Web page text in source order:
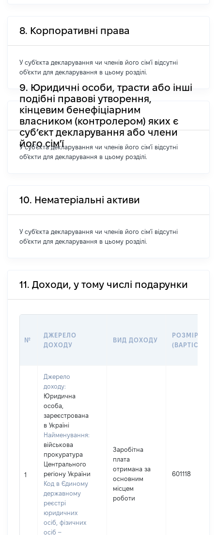
8. Корпоративні права
У суб'єкта декларування чи членів його сім'ї відсутні
об'єкти для декларування в цьому розділі.
9. Юридичні особи, трасти або інші
подібні правові утворення,
кінцевим бенефіціарним
власником (контролером) яких є
суб’єкт декларування або члени
його сім'ї
У суб'єкта декларування чи членів його сім'ї відсутні
об'єкти для декларування в цьому розділі.
10. Нематеріальні активи
У суб'єкта декларування чи членів його сім'ї відсутні
об'єкти для декларування в цьому розділі.
11. Доходи, у тому числі подарунки
№
ДЖЕРЕЛО
ДОХОДУ
ВИД ДОХОДУ
РОЗМІР
(ВАРТІСТЬ)
1
Джерело
доходу:
Юридична
особа,
зареєстрована
в Україні
Найменування:
військова
прокуратура
Центрального
регіону України
Код в Єдиному
державному
реєстрі
юридичних
осіб, фізичних
осіб –
Заробітна
плата
отримана за
основним
місцем
роботи
601118